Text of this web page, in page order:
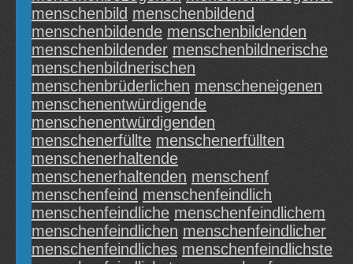
menschenbild menschenbildend
menschenbildende menschenbildenden
menschenbildender menschenbildnerische
menschenbildnerischen
menschenbrüderlichen menscheneigenen
menschenentwürdigende
menschenentwürdigenden
menschenerfüllte menschenerfüllten
menschenerhaltende
menschenerhaltenden menschenf
menschenfeind menschenfeindlich
menschenfeindliche menschenfeindlichem
menschenfeindlichen menschenfeindlicher
menschenfeindliches menschenfeindlichste